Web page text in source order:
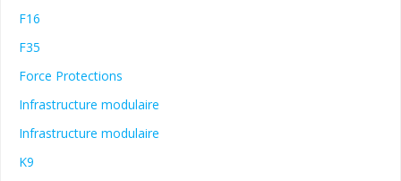
F16
F35
Force Protections
Infrastructure modulaire
Infrastructure modulaire
K9